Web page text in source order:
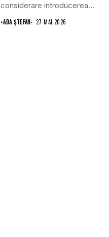
considerare introducerea
sau creșterea leasingului...
•ADA ȘTEFAN 27 MAI 2026